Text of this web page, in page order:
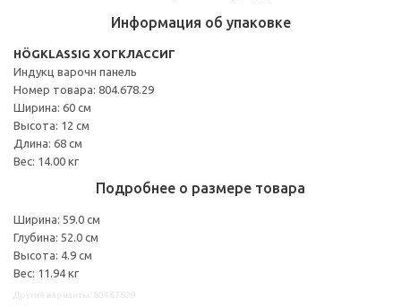
Информация об упаковке
HÖGKLASSIG ХОГКЛАССИГ
Индукц варочн панель
Номер товара: 804.678.29
Ширина: 60 см
Высота: 12 см
Длина: 68 см
Вес: 14.00 кг
Подробнее о размере товара
Ширина: 59.0 см
Глубина: 52.0 см
Высота: 4.9 см
Вес: 11.94 кг